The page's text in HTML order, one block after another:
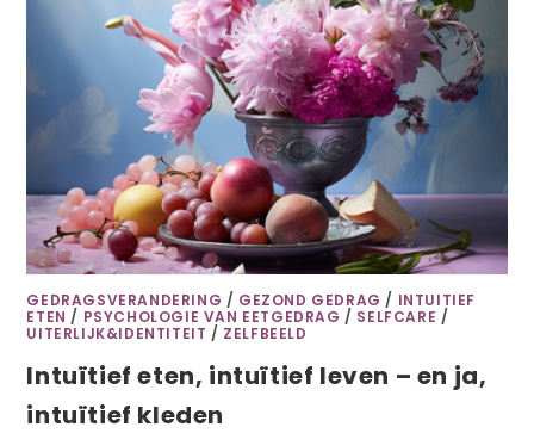
GEDRAGSVERANDERING / GEZOND GEDRAG / INTUITIEF
ETEN / PSYCHOLOGIE VAN EETGEDRAG / SELFCARE /
UITERLIJK&IDENTITEIT / ZELFBEELD
Intuïtief eten, intuïtief leven – en ja,
intuïtief kleden